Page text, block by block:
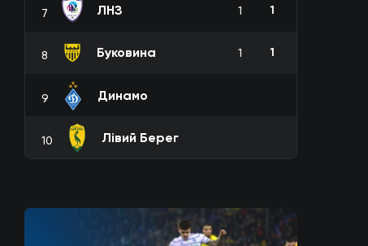
7 ЛНЗ 1 1
8 Буковина 1 1
9 Динамо
10 Лівий Берег